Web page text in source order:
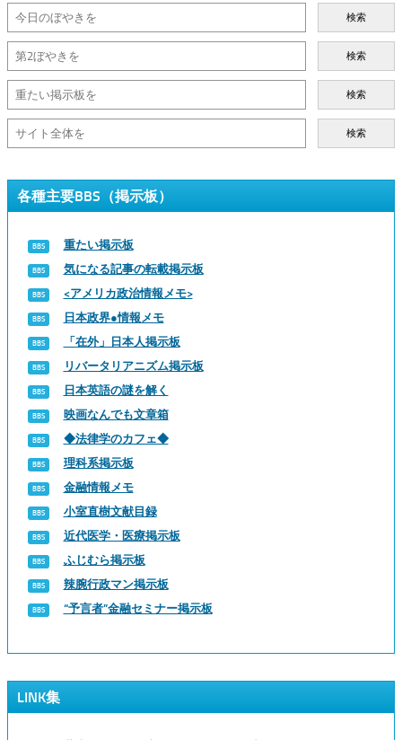
検索
検索
検索
検索
各種主要BBS（掲示板）
重たい掲示板
気になる記事の転載掲示板
<アメリカ政治情報メモ>
日本政界●情報メモ
「在外」日本人掲示板
リバータリアニズム掲示板
日本英語の謎を解く
映画なんでも文章箱
◆法律学のカフェ◆
理科系掲示板
金融情報メモ
小室直樹文献目録
近代医学・医療掲示板
ふじむら掲示板
辣腕行政マン掲示板
“予言者”金融セミナー掲示板
LINK集